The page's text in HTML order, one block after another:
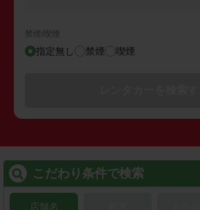
禁煙/喫煙
指定無し 禁煙 喫煙
こだわり条件で検索
店舗名